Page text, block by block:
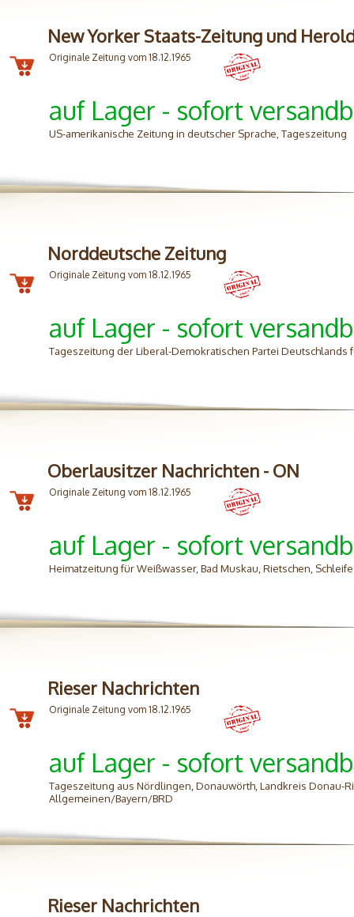
New Yorker Staats-Zeitung und
Originale Zeitung vom 18.12.1965
auf Lager - sofort
US-amerikanische Zeitung in deutscher Sprache, Tageszeitung
Norddeutsche Zeitung
Originale Zeitung vom 18.12.1965
auf Lager - sofort
Tageszeitung der Liberal-Demokratischen Partei
Oberlausitzer Nachrichten - ON
Originale Zeitung vom 18.12.1965
auf Lager - sofort
Heimatzeitung für Weißwasser, Bad Muskau, Rietschen,
Rieser Nachrichten
Originale Zeitung vom 18.12.1965
auf Lager - sofort
Tageszeitung aus Nördlingen, Donauwörth, Landkreis Donau-
Allgemeinen/Bayern/BRD
Rieser Nachrichten